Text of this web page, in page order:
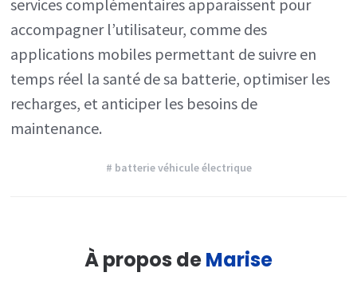
services complémentaires apparaissent pour
accompagner l’utilisateur, comme des
applications mobiles permettant de suivre en
temps réel la santé de sa batterie, optimiser les
recharges, et anticiper les besoins de
maintenance.
# batterie véhicule électrique
À propos deMarise